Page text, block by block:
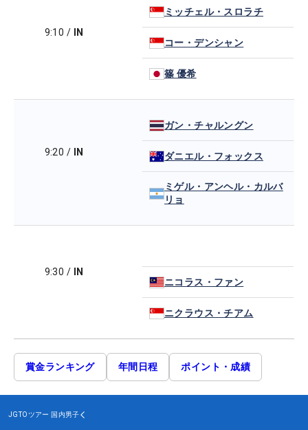
9:10 / IN
ミッチェル・スロラチ
コー・デンシャン
篠 優希
9:20 / IN
ガン・チャルングン
ダニエル・フォックス
ミゲル・アンヘル・カルバ
リョ
9:30 /
IN
ニコラス・ファン
ニクラウス・チアム
賞金ランキング 年間日程 ポイント・成績
JGTOツアー 国内男子